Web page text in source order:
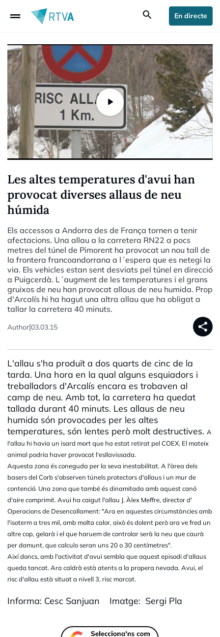
drag_handle search En directe
Les altes temperatures d'avui han
provocat diverses allaus de neu
húmida
Els accessos a Andorra des de França tornen a tenir
afectacions. Una allau a la carretera RN22 a pocs
metres del túnel de Pimorent ha provocat un nou tall de
la frontera francoandorrana a l´espera que es netegi la
via. Els vehicles estan sent desviats pel túnel en direcció
a Puigcerdà. L´augment de les temperatures i el grans
gruixos de neu han provocat allaus de neu humida. Prop
d'Arcalís hi ha hagut una altra allau que ha obligat a
tallar la carretera 40 minuts.
Author|03.03.15 share
L'allau s'ha produït a dos quarts de cinc de la
tarda. Una hora en la qual alguns esquiadors i
treballadors d'Arcalís encara es trobaven al
camp de neu. Amb tot, la carretera ha quedat
tallada durant 40 minuts. Les allaus de neu
humida són provocades per les altes
temperatures, són lentes però molt destructives. A
l'allau hi havia un isard mort que ha estat retirat pel COEX. El mateix
animal podria haver provocat l'esllavissada.
Aquesta zona és coneguda per la seva inestabilitat. A l'àrea dels
basers del Corb s'observen túnels protectors d'allaus i un mur de
contenció. Una zona que també és dinamitada amb aquest canó
d'aire comprimit. Avui ha caigut l'allau J. Àlex Meffre, director d'
Operacions de Desencallament: "Ara en aquestes circumstàncies amb
l'isoterm a tres mil, amb molta calor, això és dolent però ara ve fred un
altre cop, gelarà i el que haruem de controlar serà la neu que caurà
per damunt, que calculo seran uns 20 o 30 centímetres".
Així doncs, amb l'activitat d'avui sembla que aquest episodi d'allaus
queda tancat. Ara caldrà està atents a la propera nevada. Avui, el
risc d'allau està situat a nivell 3, risc marcat.
Informa: Cesc Sanjuan Imatge: Sergi Pla